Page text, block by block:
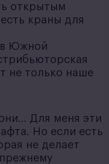
открытым
краны для
в Южной
не только наше
Для меня эти
Но если есть
не делает